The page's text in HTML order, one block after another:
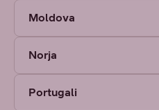
Moldova
Norja
Portugali